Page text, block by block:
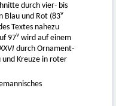
durch vier- bis
Blau und Rot (83v
Textes nahezu
97v wird auf einem
durch Ornament-
Kreuze in roter